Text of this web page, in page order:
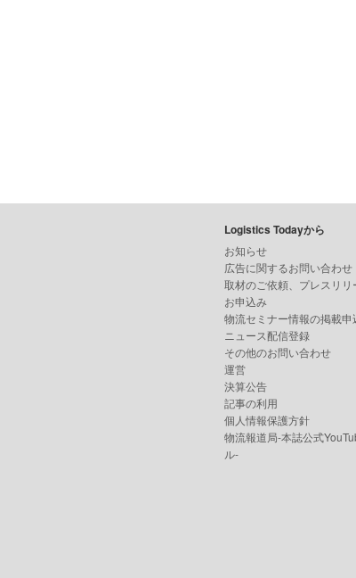
Logistics Todayから
お知らせ
広告に関するお問い合わせ
取材のご依頼、プレスリリ
お申込み
物流セミナー情報の掲載申
ニュース配信登録
その他のお問い合わせ
運営
決算公告
記事の利用
個人情報保護方針
物流報道局-本誌公式
ル-